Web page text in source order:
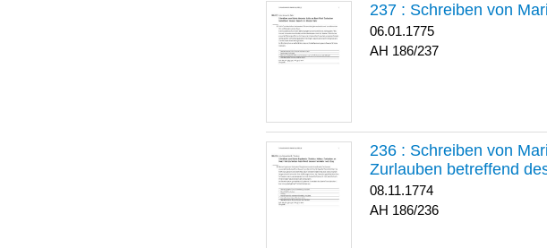
237 : Schreiben von
06.01.1775
186/237
236 : Schreiben von
Zurlauben betreffend
08.11.1774
186/236